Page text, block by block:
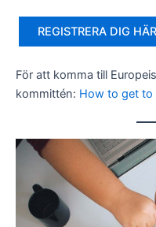
REGISTRERA DIG
För att komma till
kommittén: How to get to